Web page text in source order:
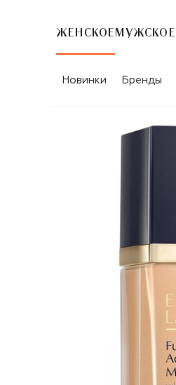
ЖЕНСКОЕ МУЖСКОЕ
Новинки Бренды